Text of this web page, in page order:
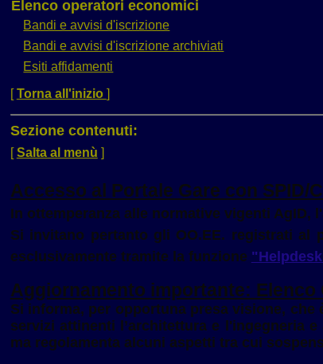
Elenco operatori economici
Bandi e avvisi d'iscrizione
Bandi e avvisi d'iscrizione archiviati
Esiti affidamenti
[Torna all'inizio ]
Sezione contenuti:
[Salta al menù ]
Accesso al Portale Gare con SPID/
In ottemperanza alle normative vigenti
Si invitano pertanto gli OO.EE. registrati al
esclusivamente tramite la funzione
Aggiornamento importante: Elenco
Si informa, per opportuna presa visione,
servizi attinenti l’architettura e l'ingegneria
ma regolamenta alcuni aspetti tra cui